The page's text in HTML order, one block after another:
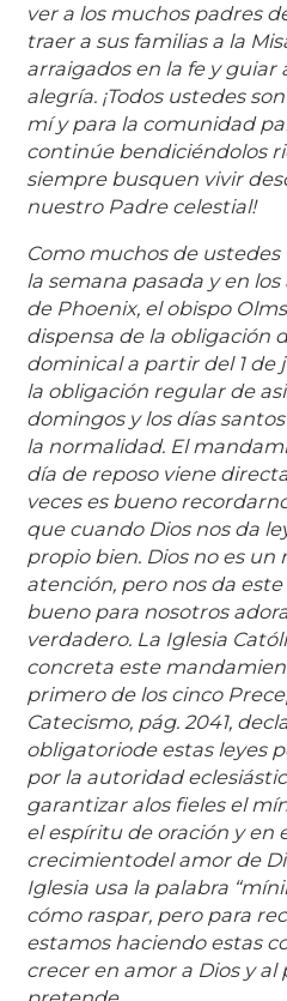
ver a los muchos padres
traer a sus familias a la
arraigados en la fe y guiar
alegría. ¡Todos ustedes
mí y para la comunidad
continúe bendiciéndolos
siempre busquen vivir
nuestro Padre celestial!
Como muchos de
la semana pasada y en
de Phoenix, el obispo
dispensa de la obligación
dominical a partir del 1 de
la obligación regular de
domingos y los días
la normalidad. El
día de reposo viene
veces es bueno
que cuando Dios nos da
propio bien. Dios no es
atención, pero nos da
bueno para nosotros
verdadero. La Iglesia
concreta este
primero de los cinco
Catecismo, pág. 2041,
obligatoriode estas leyes
por la autoridad
garantizar alos fieles el
el espíritu de oración y en
crecimientodel amor de
Iglesia usa la palabra
cómo raspar, pero para
estamos haciendo estas
crecer en amor a Dios y